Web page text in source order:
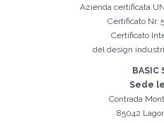
Il campo Nome
Il campo
Il campo
Il campo Città
Il campo
Il campo E-mail
E-mail
È indispensabile
Iscrizione effettuata con
Spiacenti, si è
Azienda certificata
Certificato Nr.
Certificato
del design
BASIC
Sede
Contrada
85042